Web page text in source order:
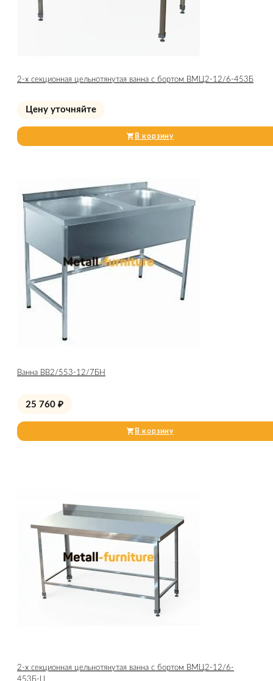
2-х секционная цельнотянутая ванна с бортом ВМЦ2-12/6-453Б
Цену уточняйте
В корзину
Ванна ВВ2/553-12/7БН
25 760 ₽
В корзину
2-х секционная цельнотянутая ванна с бортом ВМЦ2-12/6-